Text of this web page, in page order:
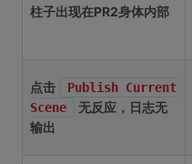
柱子出现在PR2身体内部
点击
Publish Current
Scene
无反应，日志无
输出